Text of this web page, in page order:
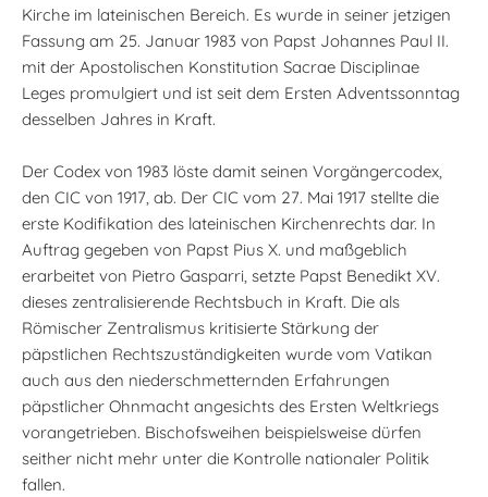
Kirche im lateinischen Bereich. Es wurde in seiner jetzigen
Fassung am 25. Januar 1983 von Papst Johannes Paul II.
mit der Apostolischen Konstitution Sacrae Disciplinae
Leges promulgiert und ist seit dem Ersten Adventssonntag
desselben Jahres in Kraft.
Der Codex von 1983 löste damit seinen Vorgängercodex,
den CIC von 1917, ab. Der CIC vom 27. Mai 1917 stellte die
erste Kodifikation des lateinischen Kirchenrechts dar. In
Auftrag gegeben von Papst Pius X. und maßgeblich
erarbeitet von Pietro Gasparri, setzte Papst Benedikt XV.
dieses zentralisierende Rechtsbuch in Kraft. Die als
Römischer Zentralismus kritisierte Stärkung der
päpstlichen Rechtszuständigkeiten wurde vom Vatikan
auch aus den niederschmetternden Erfahrungen
päpstlicher Ohnmacht angesichts des Ersten Weltkriegs
vorangetrieben. Bischofsweihen beispielsweise dürfen
seither nicht mehr unter die Kontrolle nationaler Politik
fallen.